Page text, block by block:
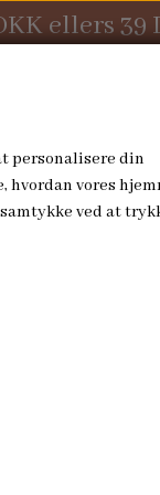
ellers 39
med vilde
14"
personalisere din
vores
ved at